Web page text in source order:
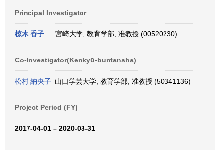
Principal Investigator
椋木 香子 宮崎大学, 教育学部, 准教授 (00520230)
Co-Investigator(Kenkyū-buntansha)
松村 納央子 山口学芸大学, 教育学部, 准教授 (50341136)
Project Period (FY)
2017-04-01 – 2020-03-31